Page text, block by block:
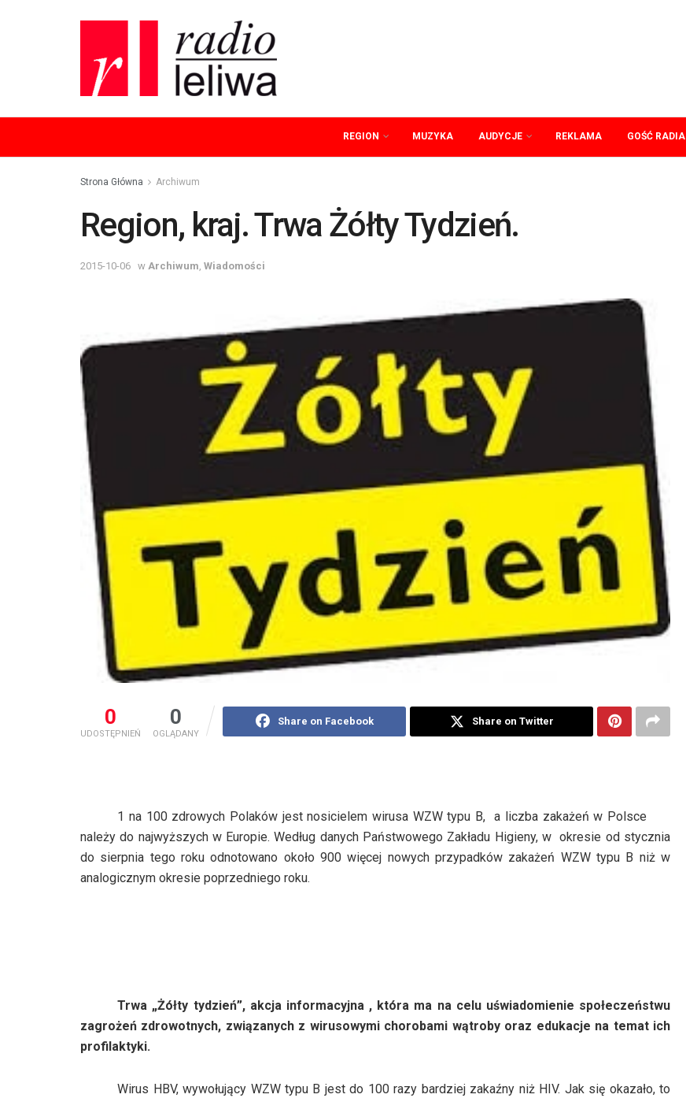
REGION MUZYKA AUDYCJE REKLAMA GOŚĆ RADIA
Strona Główna Archiwum
Region, kraj. Trwa Żółty Tydzień.
2015-10-06 w Archiwum Wiadomości
0
UDOSTĘPNIEŃ
0
OGLĄDANY
Share on Facebook Share on Twitter
1 na 100 zdrowych Polaków jest nosicielem wirusa WZW typu B, a liczba zakażeń w Polsce
należy do najwyższych w Europie. Według danych Państwowego Zakładu Higieny, w okresie od stycznia
do sierpnia tego roku odnotowano około 900 więcej nowych przypadków zakażeń WZW typu B niż w
analogicznym okresie poprzedniego roku.
Trwa „Żółty tydzień”, akcja informacyjna , która ma na celu uświadomienie społeczeństwu
zagrożeń zdrowotnych, związanych z wirusowymi chorobami wątroby oraz edukacje na temat ich
profilaktyki.
Wirus HBV, wywołujący WZW typu B jest do 100 razy bardziej zakaźny niż HIV. Jak się okazało, to